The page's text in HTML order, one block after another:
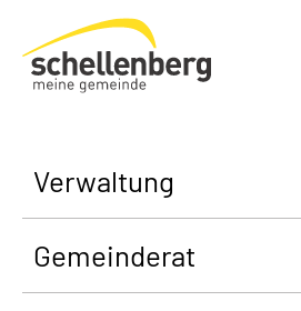
Gemeinde Schellenberg Startseite
Verwaltung
Gemeinderat